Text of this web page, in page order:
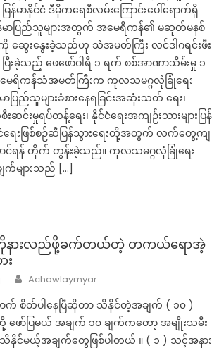
မာနိုင်ငံ ဒီမိုကရေစီလမ်းကြောင်းပေါ်ရောက်ရှိ
ြန်မာပြည်သူများအတွက် အမေရိကန်၏ မဆုတ်မနစ်
းနွေးခဲ့သည်ဟု သံအမတ်ကြီး လင်ဒါဂရင်းဖီး
ခဲ့သည့် ဖေဖော်ဝါရီ ၁ ရက် စစ်အာဏာသိမ်းမှု ၁
ေရိကန်သံအမတ်ကြီးက ကုလသမဂ္ဂလုံခြုံရေး
ာပြည်သူများခံစားနေရခြင်းအဆုံးသတ် ရေး၊
င်းမှုရပ်တန့်ရေး၊ နိုင်ငံရေးအကျဉ်းသားများပြန်
ရေးဖြစ်စဉ်ဆီပြန်သွားရေးတို့အတွက် လက်တွေ့ကျ
ရန် တိုက် တွန်းခဲ့သည်။ ကုလသမဂ္ဂလုံခြုံရေး
က်များသည် […]
နားလည်ဖို့ခက်တယ်တဲ့ တကယ်ရောအဲ့
Author
Achawlaymyar
က် စိတ်ပါနေပြီဆိုတာ သိနိုင်တဲ့အချက် ( ၁၀ )
ဖော်ပြမယ် အချက် ၁၀ ချက်ကတော့ အမျိုးသမီး
နိုင်မယ့်အချက်တွေဖြစ်ပါတယ် ။ ( ၁ ) သင့်အနား